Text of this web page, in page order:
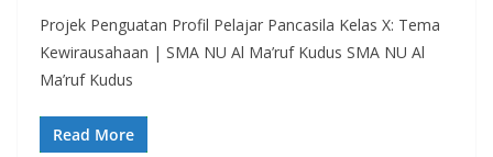
Projek Penguatan Profil Pelajar Pancasila Kelas X: Tema
Kewirausahaan | SMA NU Al Ma’ruf Kudus SMA NU Al
Ma’ruf Kudus
Read More